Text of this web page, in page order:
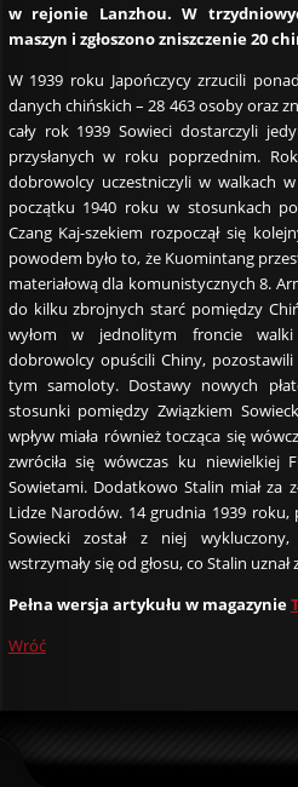
w rejonie Lanzhou. W
maszyn i zgłoszono zniszczenie 20
W 1939 roku Japończycy zrzucili
danych chińskich – 28 463 osoby oraz
cały rok 1939 Sowieci dostarczyli
przysłanych w roku poprzednim.
dobrowolcy uczestniczyli w walkach
początku 1940 roku w stosunkach
Czang Kaj-szekiem rozpoczął się
powodem było to, że Kuomintang
materiałową dla komunistycznych 8.
do kilku zbrojnych starć pomiędzy
wyłom w jednolitym froncie walki
dobrowolcy opuścili Chiny,
tym samoloty. Dostawy nowych
stosunki pomiędzy Związkiem
wpływ miała również tocząca się
zwróciła się wówczas ku niewielkiej
Sowietami. Dodatkowo Stalin miał za
Lidze Narodów. 14 grudnia 1939 roku,
Sowiecki został z niej
wstrzymały się od głosu, co Stalin uznał
Pełna wersja artykułu w magazynie
Wróć